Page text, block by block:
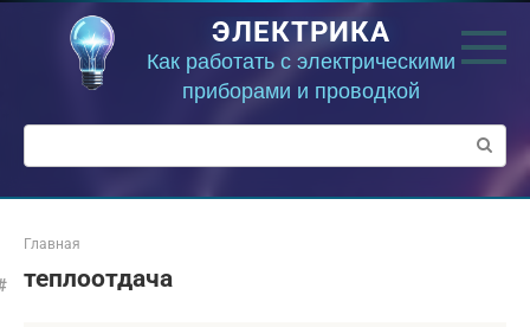
ЭЛЕКТРИКА
Как работать с электрическими
приборами и проводкой
Поиск:
Главная
теплоотдача